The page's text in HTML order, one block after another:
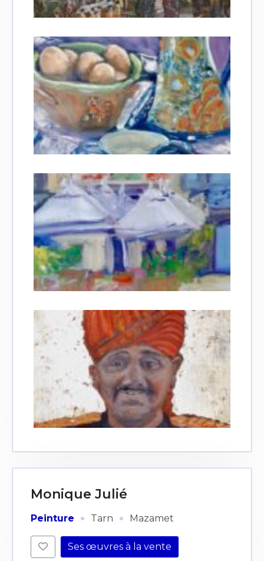
Monique Julié
Peinture · Tarn · Mazamet
Ses œuvres à la vente